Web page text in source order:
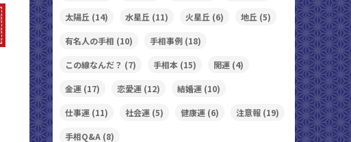
太陽丘 (14) 水星丘 (11) 火星丘 (6) 地丘 (5)
有名人の手相 (10) 手相事例 (18)
この線なんだ？ (7) 手相本 (15) 開運 (4)
金運 (17) 恋愛運 (12) 結婚運 (10)
仕事運 (11) 社会運 (5) 健康運 (6) 注意報 (19)
手相Q&A (8)